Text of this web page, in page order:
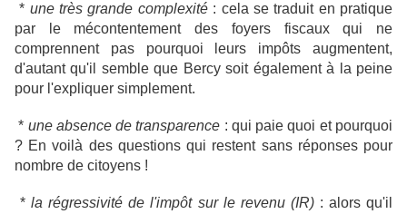
* une très grande complexité: cela se traduit en pratique
par le mécontentement des foyers fiscaux qui ne
comprennent pas pourquoi leurs impôts augmentent,
d'autant qu'il semble que Bercy soit également à la peine
pour l'expliquer simplement.
* une absence de transparence : qui paie quoi et pourquoi
? En voilà des questions qui restent sans réponses pour
nombre de citoyens !
*la régressivité de l'impôt sur le revenu (IR): alors qu'il